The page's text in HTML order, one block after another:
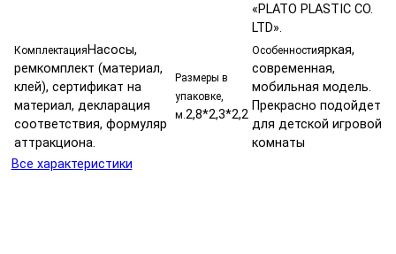
«PLATO PLASTIC CO.
LTD».
Комплектация Насосы,
ремкомплект (материал,
клей), сертификат на
материал, декларация
соответствия, формуляр
аттракциона.
Размеры в
упаковке,
м. 2,8*2,3*2,2
Особенностияркая,
современная,
мобильная модель.
Прекрасно подойдет
для детской игровой
комнаты
Все характеристики